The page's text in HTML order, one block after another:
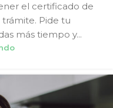
el certificado de
Pide tu
más tiempo y...